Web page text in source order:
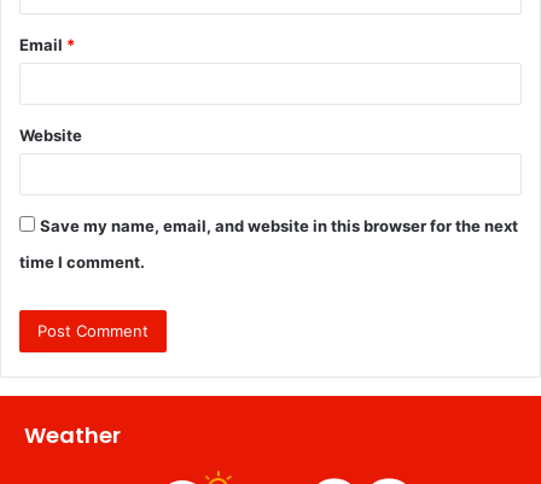
Email *
Website
Save my name, email, and website in this browser for the next
time I comment.
Weather